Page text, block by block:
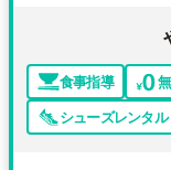
食事指導
シューズレンタル